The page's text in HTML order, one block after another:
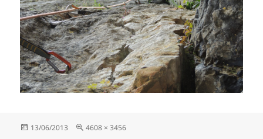
Publié
13/06/2013
Taille
4608 × 3456